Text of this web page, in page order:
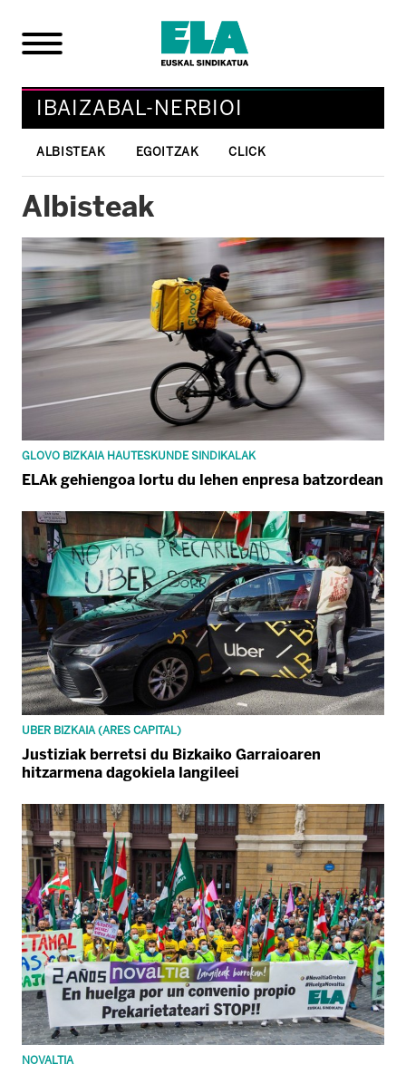
IBAIZABAL-NERBIOI
ALBISTEAK EGOITZAK CLICK
Albisteak
GLOVO BIZKAIA HAUTESKUNDE SINDIKALAK
ELAk gehiengoa lortu du lehen enpresa batzordean
UBER BIZKAIA (ARES CAPITAL)
Justiziak berretsi du Bizkaiko Garraioaren
hitzarmena dagokiela langileei
NOVALTIA